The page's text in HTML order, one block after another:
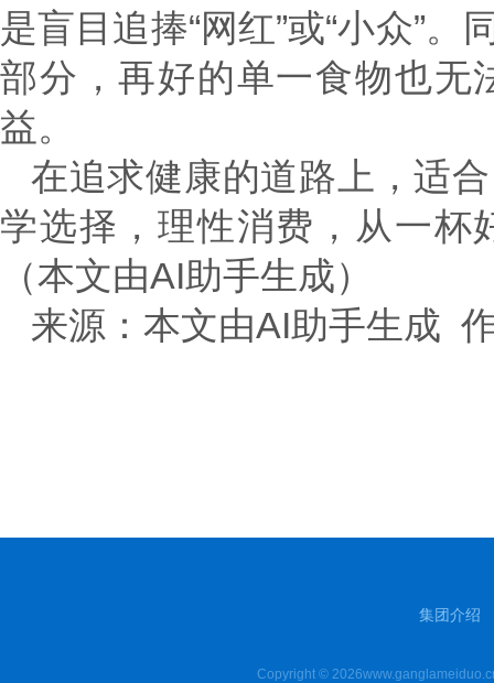
是盲目追捧“网红”或“小众”
部分，再好的单一食物也无
益。
在追求健康的道路上，适
学选择，理性消费，从一杯
（本文由AI助手生成）
来源：本文由AI助手生成
集团介绍
Copyright ©